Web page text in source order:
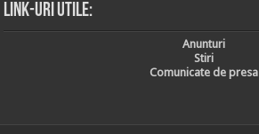
Link-uri utile:
Anunturi
Stiri
Comunicate de presa